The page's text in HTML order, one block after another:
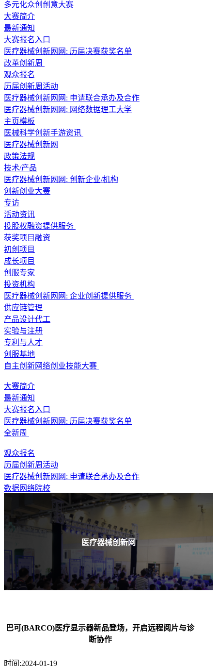
多元化众创创意大赛
大赛简介
最新通知
大赛报名入口
医疗器械创新网网: 历届决赛获奖名单
改革创新周
观众报名
历届创新周活动
医疗器械创新网网: 申请联合承办及合作
医疗器械创新网网: 网络数据理工大学
主页模板
医械科学创新手游资讯
医疗器械创新网
政策法规
技术/产品
医疗器械创新网网: 创新企业/机构
创新创业大赛
专访
活动资讯
投股权融资提供服务
获奖项目融资
初创项目
成长项目
创服专家
投资机构
医疗器械创新网网: 企业创新提供服务
供应链管理
产品设计代工
实验与注册
专利与人才
创服基地
自主创新网络创业技能大赛
大赛简介
最新通知
大赛报名入口
医疗器械创新网网: 历届决赛获奖名单
全新周
观众报名
历届创新周活动
医疗器械创新网网: 申请联合承办及合作
数据网络院校
医疗器械创新网
巴可(BARCO)医疗显示器新品登场，开启远程阅片与诊
断协作
时间:2024-01-19